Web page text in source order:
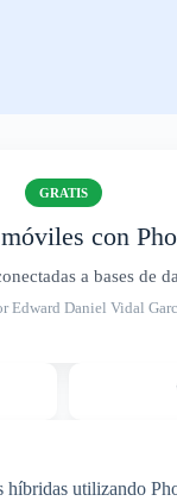
GRATIS
con
a bases de
Edward Daniel Vidal
utilizando